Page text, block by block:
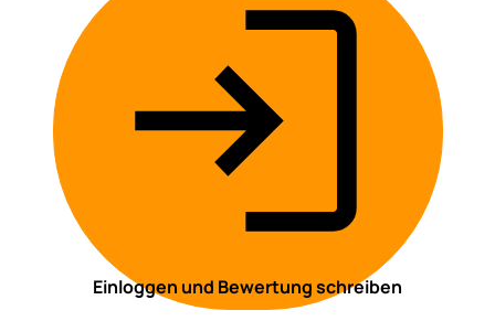
Einloggen und Bewertung schreiben